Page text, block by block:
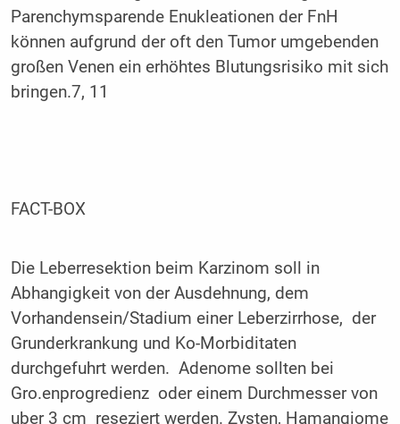
Parenchymsparende Enukleationen der FnH
können aufgrund der oft den Tumor umgebenden
großen Venen ein erhöhtes Blutungsrisiko mit sich
bringen.7, 11
FACT-BOX
Die Leberresektion beim Karzinom soll in
Abhangigkeit von der Ausdehnung, dem
Vorhandensein/Stadium einer Leberzirrhose, der
Grunderkrankung und Ko-Morbiditaten
durchgefuhrt werden. Adenome sollten bei
Gro.enprogredienz oder einem Durchmesser von
uber 3 cm reseziert werden. Zysten, Hamangiome